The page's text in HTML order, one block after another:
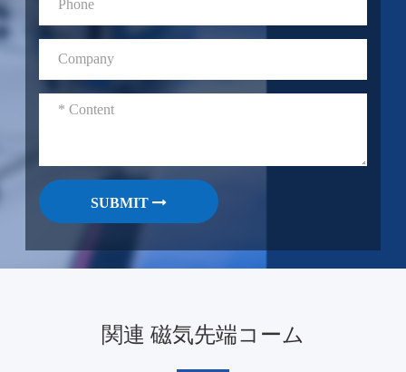
SUBMIT
関連 磁気先端コーム